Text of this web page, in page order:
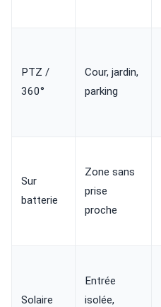
PTZ /
360°
Cour, jardin,
parking
Sur
batterie
Zone sans
prise
proche
Solaire
Entrée
isolée,